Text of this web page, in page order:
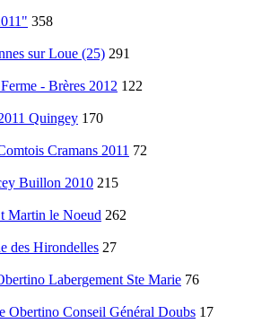
358
sur Loue (25) 291
- Brères 2012 122
Quingey 170
Cramans 2011 72
Buillon 2010 215
Martin le Noeud 262
des Hirondelles 27
Labergement Ste Marie 76
Obertino Conseil Général Doubs 17